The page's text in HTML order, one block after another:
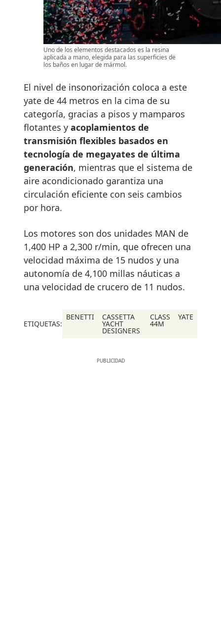
Uno de los elementos destacados es la resina
aplicada a mano, elegida para las superficies de
los baños en lugar de mármol.
El nivel de insonorización coloca a este
yate de 44 metros en la cima de su
categoría, gracias a pisos y mamparos
flotantes y acoplamientos de
transmisión flexibles basados en
tecnología de megayates de última
generación, mientras que el sistema de
aire acondicionado garantiza una
circulación eficiente con seis cambios
por hora.
Los motores son dos unidades MAN de
1,400 HP a 2,300 r/min, que ofrecen una
velocidad máxima de 15 nudos y una
autonomía de 4,100 millas náuticas a
una velocidad de crucero de 11 nudos.
ETIQUETAS:
BENETTI CASSETTA
YACHT
DESIGNERS
CLASS
44M
YATE